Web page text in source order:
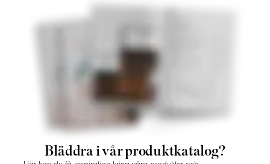
Bläddra i vår produktkatalog?